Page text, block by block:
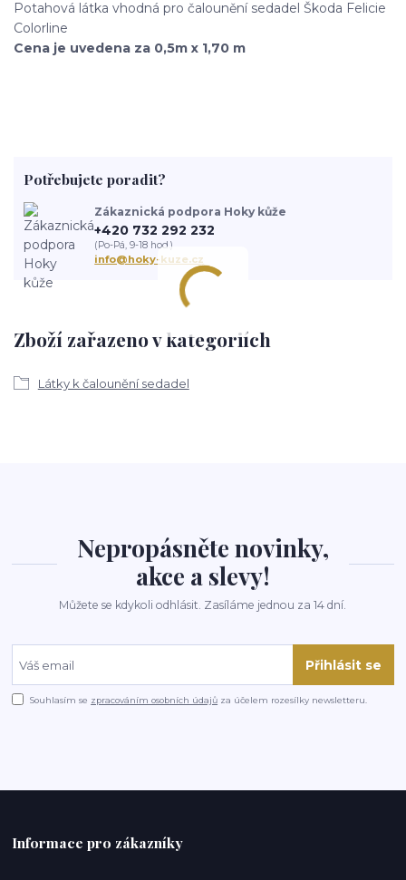
Potahová látka vhodná pro čalounění sedadel Škoda Felicie
Colorline
Cena je uvedena za 0,5m x 1,70 m
Zboží zařazeno v kategoriích
Látky k čalounění sedadel
Potřebujete poradit?
Zákaznická podpora Hoky kůže
+420 732 292 232
(Po-Pá, 9-18 hod.)
info@hoky-kuze.cz
Nepropásněte novinky,
akce a slevy!
Můžete se kdykoli odhlásit. Zasíláme jednou za 14 dní.
Přihlásit se
Souhlasím se zpracováním osobních údajů za účelem rozesílky newsletteru.
Informace pro zákazníky